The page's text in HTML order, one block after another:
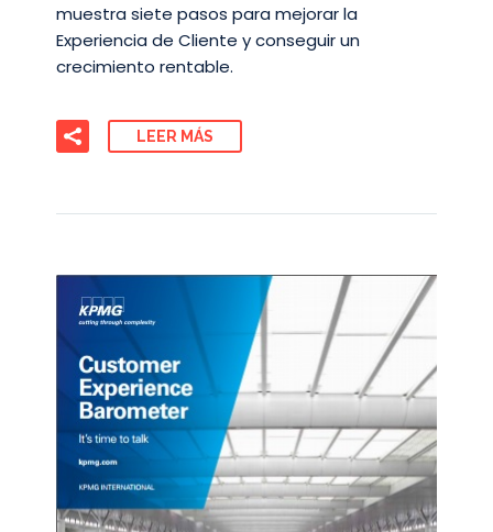
muestra siete pasos para mejorar la
Experiencia de Cliente y conseguir un
crecimiento rentable.
LEER MÁS